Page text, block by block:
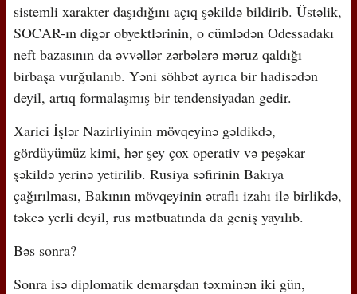
sistemli xarakter daşıdığını açıq şəkildə bildirib. Üstəlik,
SOCAR-ın digər obyektlərinin, o cümlədən Odessadakı
neft bazasının da əvvəllər zərbələrə məruz qaldığı
birbaşa vurğulanıb. Yəni söhbət ayrıca bir hadisədən
deyil, artıq formalaşmış bir tendensiyadan gedir.
Xarici İşlər Nazirliyinin mövqeyinə gəldikdə,
gördüyümüz kimi, hər şey çox operativ və peşəkar
şəkildə yerinə yetirilib. Rusiya səfirinin Bakıya
çağırılması, Bakının mövqeyinin ətraflı izahı ilə birlikdə,
təkcə yerli deyil, rus mətbuatında da geniş yayılıb.
Bəs sonra?
Sonra isə diplomatik demarşdan təxminən iki gün,